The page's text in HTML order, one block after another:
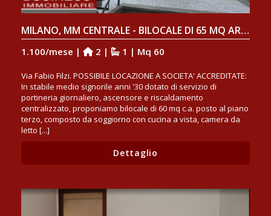
MILANO, MM CENTRALE - BILOCALE DI 65 MQ ARREDATO
1.100/mese | 2 | 1 | Mq 60
Via Fabio Filzi. POSSIBILE LOCAZIONE A SOCIETA' ACCREDITATE:
In stabile medio signorile anni '30 dotato di servizio di
portineria giornaliero, ascensore e riscaldamento
centralizzato, proponiamo bilocale di 60 mq c.a. posto al piano
terzo, composto da soggiorno con cucina a vista, camera da
letto [...]
Dettaglio